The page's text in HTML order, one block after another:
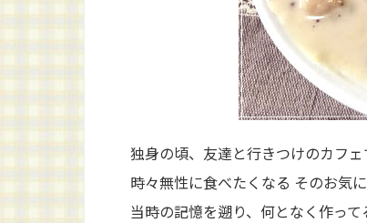
独身の頃、友達と行きつけのカフ
時々無性に食べたくなる そのお気
当時の記憶を遡り、何となく作って